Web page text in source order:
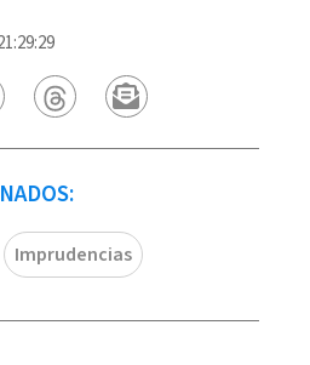
Imprudencias